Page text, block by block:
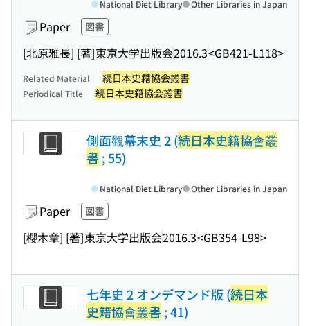
Paper 図書
[北原雅長] [著]東京大学出版会2016.3<GB421-L118>
National Diet Library Other Libraries in Japan
Related Material 続日本史籍協会叢書
Periodical Title 続日本史籍協会叢書
側面觀幕末史 2 (続日本史籍協會叢
書 ; 55)
Paper 図書
[櫻木章] [著]東京大学出版会2016.3<GB354-L98>
National Diet Library Other Libraries in Japan
七年史 2 オンデマンド版 (続日本
史籍協會叢書 ; 41)